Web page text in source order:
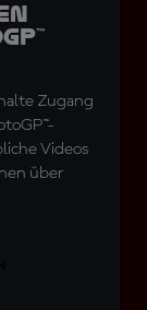
Zugang
Videos
über